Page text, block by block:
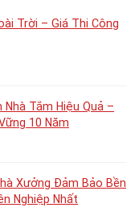
Trời – Giá Thi Công
Tắm Hiệu Quả –
10 Năm
Xưởng Đảm Bảo Bền
Nghiệp Nhất